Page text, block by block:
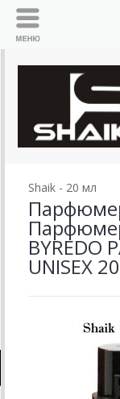
Shaik - 20 мл
BYREDO
UNISEX